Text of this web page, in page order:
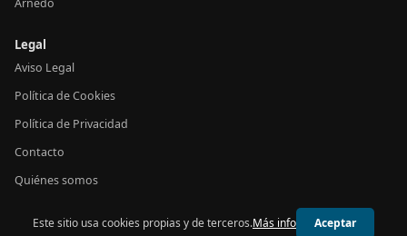
Arnedo
Legal
Aviso Legal
Política de Cookies
Política de Privacidad
Contacto
Quiénes somos
© 2026 24h La Rioja
Este sitio usa cookies propias y de terceros.Más info Aceptar